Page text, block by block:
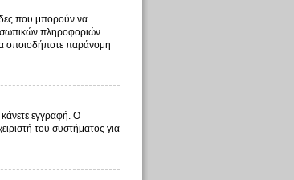
που μπορούν να
πληροφοριών
οποιοδήποτε παράνομη
κάνετε εγγραφή. Ο
του συστήματος για